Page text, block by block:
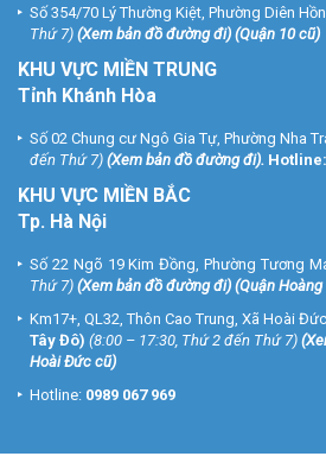
Số 354/70 Lý Thường Kiệt, Phường Diên
Thứ 7) (Xem bản đồ đường đi) (Quận 10 cũ)
KHU VỰC MIỀN TRUNG
Tỉnh Khánh Hòa
Số 02 Chung cư Ngô Gia Tự, Phường Nha
đến Thứ 7) (Xem bản đồ đường đi). Hotline:
KHU VỰC MIỀN BẮC
Tp. Hà Nội
Số 22 Ngõ 19 Kim Đồng, Phường Tương
Thứ 7) (Xem bản đồ đường đi) (Quận
Km17+, QL32, Thôn Cao Trung, Xã Hoài Đức
Tây Đô) (8:00 – 17:30, Thứ 2 đến Thứ 7) (
Hoài Đức cũ)
Hotline: 0989 067 969